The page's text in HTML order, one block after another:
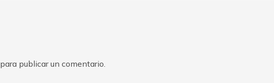
para publicar un comentario.